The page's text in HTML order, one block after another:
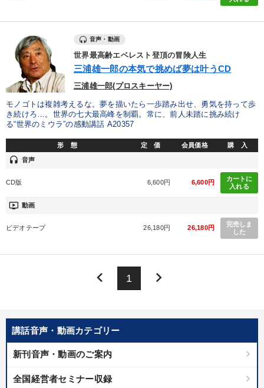
講話音声・動画カテゴリー
新刊音声・動画のご案内
全国経営者セミナー収録
音声・動画
世界最高齢エベレスト登頂の冒険人生
三浦雄一郎の本気で挑めば夢は叶うCD
三浦雄一郎(プロスキーヤー)
モノゴトは複雑考えるな。夢を描いたら一歩踏み出せ、勇気を持って歩
き続けろ…。世界の七大最高峰を制覇。常に、前人未踏に挑み続け
る“世界のミウラ”の感動講話 A20357
形 態 定 価 会員価格 購 入
headset 音声
CD版 6,600円 6,600円
カートに
入れる
ondemand_video 動画
ビデオテープ 26,180円 26,180円
完売しま
した
keyboard_arrow_left 1 keyboard_arrow_right